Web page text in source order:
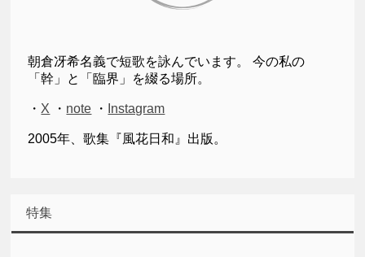
朝倉冴希名義で短歌を詠んでいます。 今の私の
「幹」と「臨界」を綴る場所。
・ X ・ note ・ Instagram
2005年、歌集『風花日和』出版。
特集